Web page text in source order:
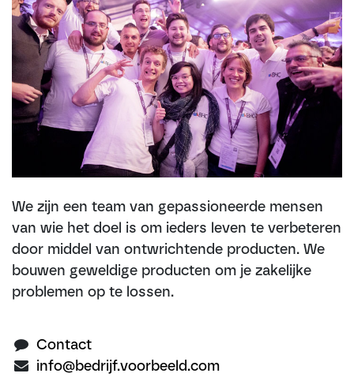
We zijn een team van gepassioneerde mensen
van wie het doel is om ieders leven te verbeteren
door middel van ontwrichtende producten. We
bouwen geweldige producten om je zakelijke
problemen op te lossen.
Contact
info@bedrijf.voorbeeld.com